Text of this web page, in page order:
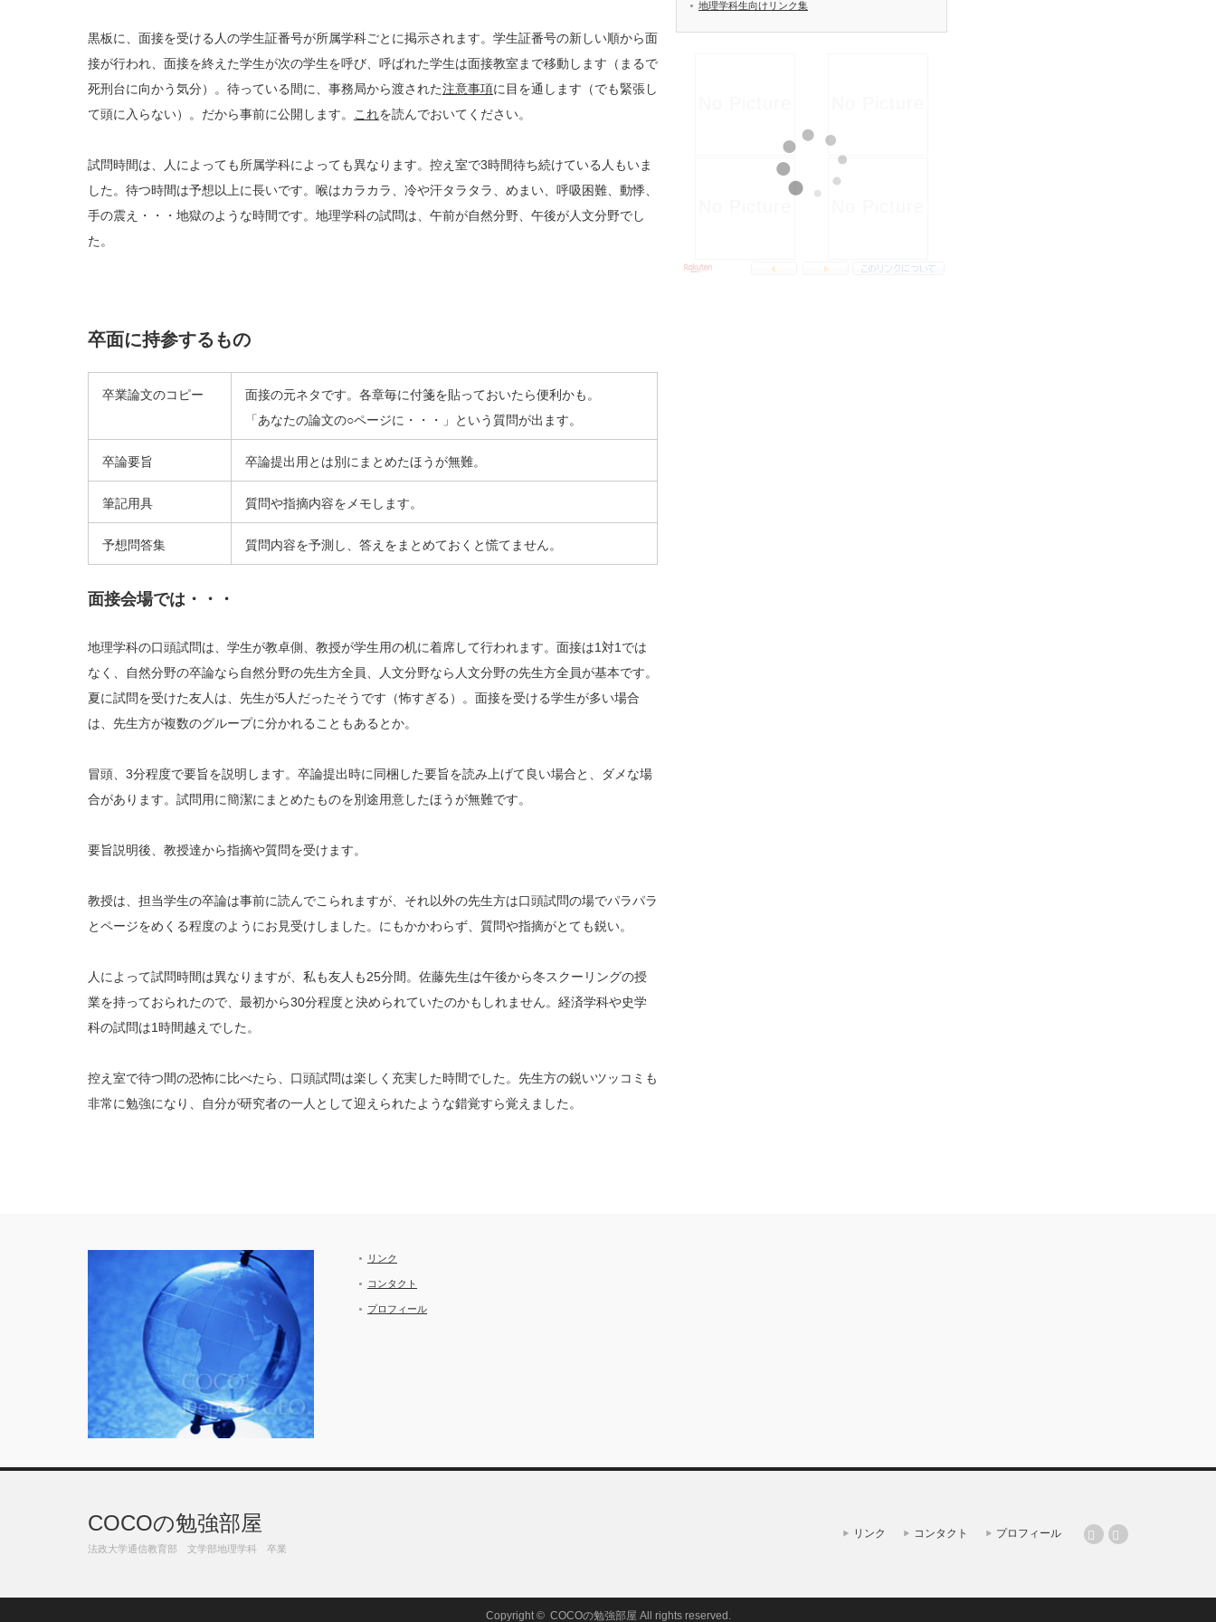
黒板に、面接を受ける人の学生証番号が所属学科ごとに掲示されます。学生証番号の新しい順から面
接が行われ、面接を終えた学生が次の学生を呼び、呼ばれた学生は面接教室まで移動します（まるで
死刑台に向かう気分）。待っている間に、事務局から渡された注意事項に目を通します（でも緊張し
て頭に入らない）。だから事前に公開します。
これを読んでおいてください。
試問時間は、人によっても所属学科によっても異なります。控え室で3時間待ち続けている人もいま
した。待つ時間は予想以上に長いです。喉はカラカラ、冷や汗タラタラ、めまい、呼吸困難、動悸、
手の震え・・・地獄のような時間です。地理学科の試問は、午前が自然分野、午後が人文分野でし
た。
卒面に持参するもの
卒業論文のコピー
面接の元ネタです。各章毎に付箋を貼っておいたら便利かも。
「あなたの論文の○ページに・・・」という質問が出ます。
卒論要旨 卒論提出用とは別にまとめたほうが無難。
筆記用具 質問や指摘内容をメモします。
予想問答集 質問内容を予測し、答えをまとめておくと慌てません。
面接会場では・・・
地理学科の口頭試問は、学生が教卓側、教授が学生用の机に着席して行われます。面接は1対1では
なく、自然分野の卒論なら自然分野の先生方全員、人文分野なら人文分野の先生方全員が基本です。
夏に試問を受けた友人は、先生が5人だったそうです（怖すぎる）。面接を受ける学生が多い場合
は、先生方が複数のグループに分かれることもあるとか。
冒頭、3分程度で要旨を説明します。卒論提出時に同梱した要旨を読み上げて良い場合と、ダメな場
合があります。試問用に簡潔にまとめたものを別途用意したほうが無難です。
要旨説明後、教授達から指摘や質問を受けます。
教授は、担当学生の卒論は事前に読んでこられますが、それ以外の先生方は口頭試問の場でパラパラ
とページをめくる程度のようにお見受けしました。にもかかわらず、質問や指摘がとても鋭い。
人によって試問時間は異なりますが、私も友人も25分間。佐藤先生は午後から冬スクーリングの授
業を持っておられたので、最初から30分程度と決められていたのかもしれません。経済学科や史学
科の試問は1時間越えでした。
控え室で待つ間の恐怖に比べたら、口頭試問は楽しく充実した時間でした。先生方の鋭いツッコミも
非常に勉強になり、自分が研究者の一人として迎えられたような錯覚すら覚えました。
地理学科生向けリンク集
リンク
コンタクト
プロフィール
COCOの勉強部屋
法政大学通信教育部 文学部地理学科 卒業
リンク コンタクト プロフィール
Copyright © COCOの勉強部屋 All rights reserved.